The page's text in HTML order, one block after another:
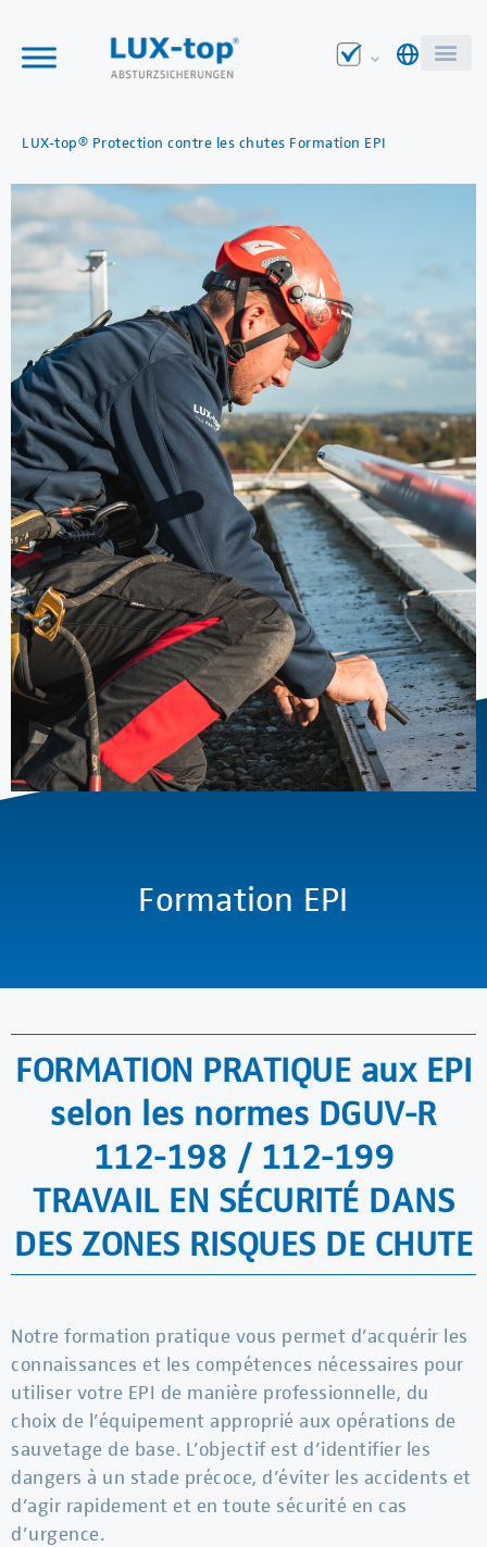
LUX-top® Protection contre les chutes Formation EPI
Formation EPI
FORMATION PRATIQUE aux EPI
selon les normes DGUV-R
112-198 / 112-199
TRAVAIL EN SÉCURITÉ DANS
DES ZONES RISQUES DE CHUTE
Notre formation pratique vous permet d’acquérir les
connaissances et les compétences nécessaires pour
utiliser votre EPI de manière professionnelle, du
choix de l’équipement approprié aux opérations de
sauvetage de base. L’objectif est d’identifier les
dangers à un stade précoce, d’éviter les accidents et
d’agir rapidement et en toute sécurité en cas
d’urgence.